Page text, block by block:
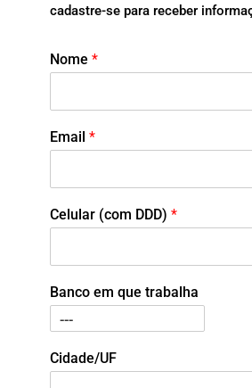
cadastre-se para receber
Nome *
Email *
Celular (com DDD) *
Banco em que trabalha
Cidade/UF